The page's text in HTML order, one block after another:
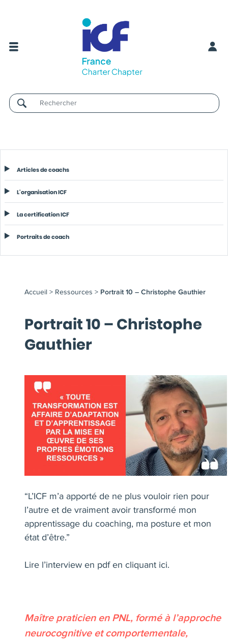
Username
Articles de coachs
L'organisation ICF
La certification ICF
Portraits de coach
Accueil > Ressources > Portrait 10 – Christophe Gauthier
Portrait 10 – Christophe
Gauthier
“L’ICF m’a apporté de ne plus vouloir rien pour
l’autre et de vraiment avoir transformé mon
apprentissage du coaching, ma posture et mon
état d’être.”
Lire l’interview en pdf en cliquant ici.
Maître praticien en PNL, formé à l’approche
neurocognitive et comportementale,